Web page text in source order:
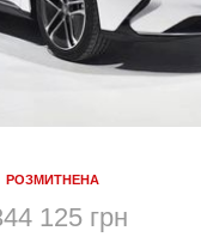
РОЗМИТНЕНА
125 грн